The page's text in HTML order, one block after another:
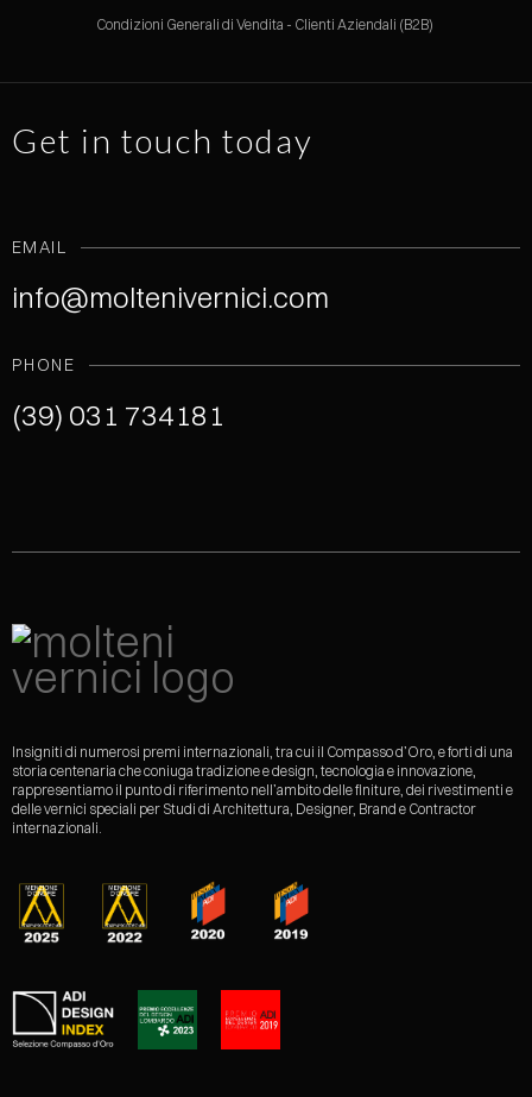
Condizioni Generali di Vendita - Clienti Aziendali (B2B)
Get in touch today
EMAIL
info@moltenivernici.com
PHONE
(39) 031 734181
Insigniti di numerosi premi internazionali, tra cui il Compasso d’Oro, e forti di una
storia centenaria che coniuga tradizione e design, tecnologia e innovazione,
rappresentiamo il punto di riferimento nell’ambito delle finiture, dei rivestimenti e
delle vernici speciali per Studi di Architettura, Designer, Brand e Contractor
internazionali.